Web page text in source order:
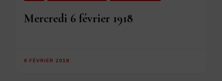
Mercredi 6 février 1918
6 FÉVRIER 2018